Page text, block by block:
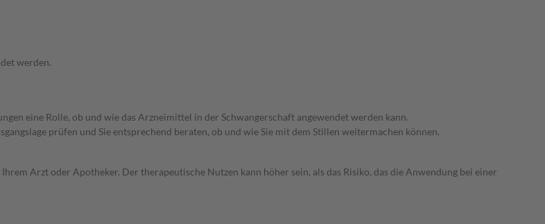
werden.
eine Rolle, ob und wie das Arzneimittel in der Schwangerschaft angewendet werden kann.
prüfen und Sie entsprechend beraten, ob und wie Sie mit dem Stillen weitermachen können.
Arzt oder Apotheker. Der therapeutische Nutzen kann höher sein, als das Risiko, das die Anwendung bei einer